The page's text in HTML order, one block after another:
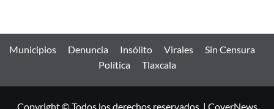
Municipios Denuncia Insólito Virales
Sin Censura
Política
Tlaxcala
Copyright © Todos los derechos reservados. | CoverNews